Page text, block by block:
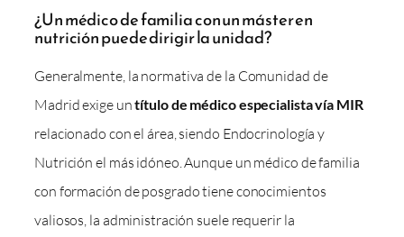
¿Un médico de familia con un máster en
nutrición puede dirigir la unidad?
Generalmente, la normativa de la Comunidad de
Madrid exige untítulo de médico especialista vía MIR
relacionado con el área, siendo Endocrinología y
Nutrición el más idóneo. Aunque un médico de familia
con formación de posgrado tiene conocimientos
valiosos, la administración suele requerir la